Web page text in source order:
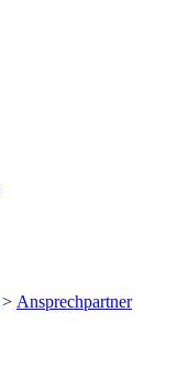
> Ansprechpartner